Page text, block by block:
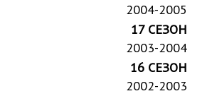
2004-2005
17 СЕЗОН
2003-2004
16 СЕЗОН
2002-2003